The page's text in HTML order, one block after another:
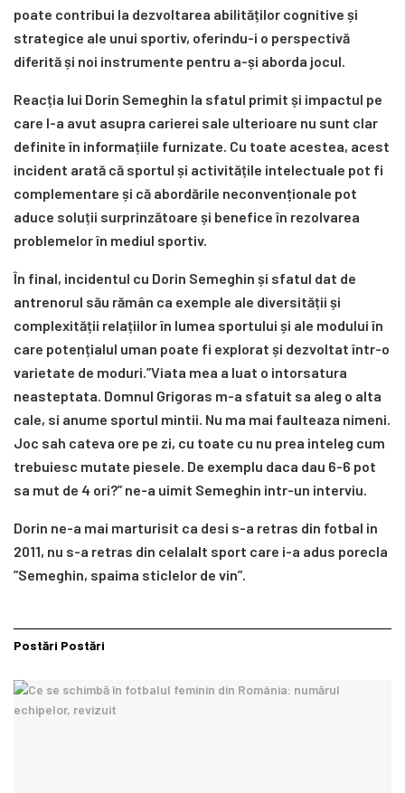
poate contribui la dezvoltarea abilităților cognitive și
strategice ale unui sportiv, oferindu-i o perspectivă
diferită și noi instrumente pentru a-și aborda jocul.
Reacția lui Dorin Semeghin la sfatul primit și impactul pe
care l-a avut asupra carierei sale ulterioare nu sunt clar
definite în informațiile furnizate. Cu toate acestea, acest
incident arată că sportul și activitățile intelectuale pot fi
complementare și că abordările neconvenționale pot
aduce soluții surprinzătoare și benefice în rezolvarea
problemelor în mediul sportiv.
În final, incidentul cu Dorin Semeghin și sfatul dat de
antrenorul său rămân ca exemple ale diversității și
complexității relațiilor în lumea sportului și ale modului în
care potențialul uman poate fi explorat și dezvoltat într-o
varietate de moduri.”Viata mea a luat o intorsatura
neasteptata. Domnul Grigoras m-a sfatuit sa aleg o alta
cale, si anume sportul mintii. Nu ma mai faulteaza nimeni.
Joc sah cateva ore pe zi, cu toate cu nu prea inteleg cum
trebuiesc mutate piesele. De exemplu daca dau 6-6 pot
sa mut de 4 ori?” ne-a uimit Semeghin intr-un interviu.
Dorin ne-a mai marturisit ca desi s-a retras din fotbal in
2011, nu s-a retras din celalalt sport care i-a adus porecla
”Semeghin, spaima sticlelor de vin”.
Postări Postări